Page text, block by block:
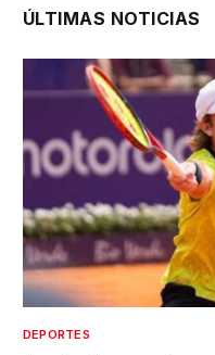
ÚLTIMAS NOTICIAS
DEPORTES